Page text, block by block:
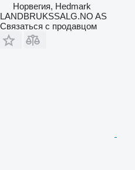
Норвегия, Hedmark
LANDBRUKSSALG.NO AS
Связаться с продавцом